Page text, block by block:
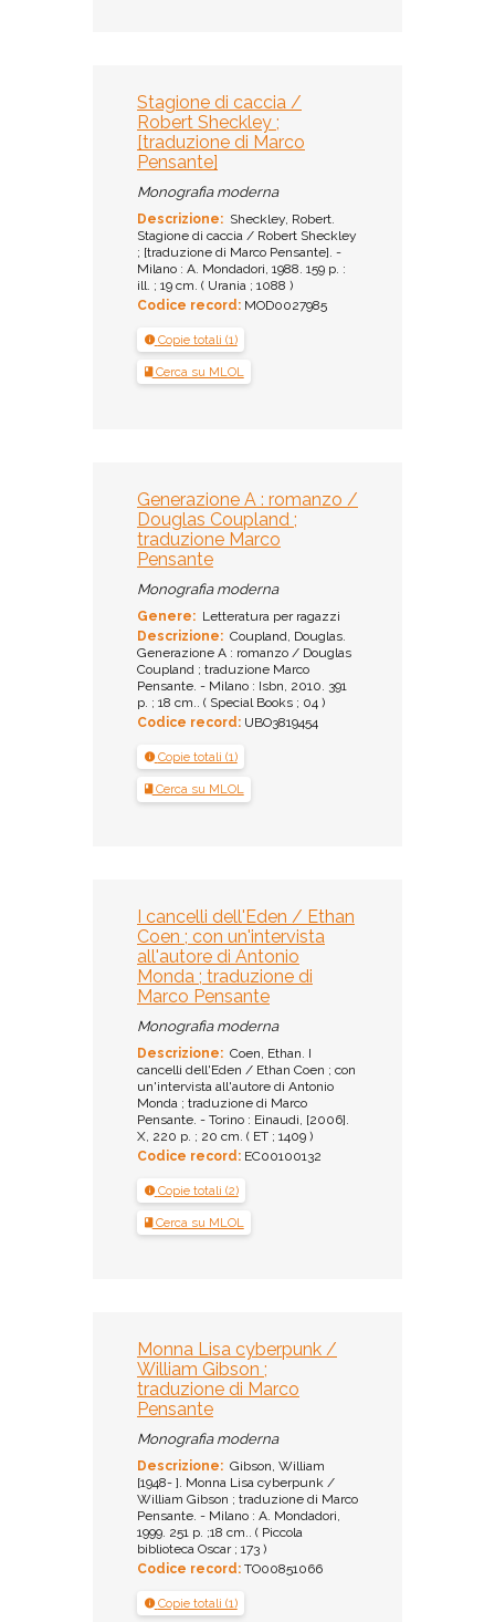
Stagione di caccia /
Robert Sheckley ;
[traduzione di Marco
Pensante]
Monografia moderna
Descrizione: Sheckley, Robert.
Stagione di caccia / Robert Sheckley
; [traduzione di Marco Pensante]. -
Milano : A. Mondadori, 1988. 159 p. :
ill. ; 19 cm. ( Urania ; 1088 )
Codice record: MOD0027985
Copie totali (1)
Cerca su MLOL
Generazione A : romanzo /
Douglas Coupland ;
traduzione Marco
Pensante
Monografia moderna
Genere: Letteratura per ragazzi
Descrizione: Coupland, Douglas.
Generazione A : romanzo / Douglas
Coupland ; traduzione Marco
Pensante. - Milano : Isbn, 2010. 391
p. ; 18 cm.. ( Special Books ; 04 )
Codice record: UBO3819454
Copie totali (1)
Cerca su MLOL
I cancelli dell'Eden / Ethan
Coen ; con un'intervista
all'autore di Antonio
Monda ; traduzione di
Marco Pensante
Monografia moderna
Descrizione: Coen, Ethan. I
cancelli dell'Eden / Ethan Coen ; con
un'intervista all'autore di Antonio
Monda ; traduzione di Marco
Pensante. - Torino : Einaudi, [2006].
X, 220 p. ; 20 cm. ( ET ; 1409 )
Codice record: EC00100132
Copie totali (2)
Cerca su MLOL
Monna Lisa cyberpunk /
William Gibson ;
traduzione di Marco
Pensante
Monografia moderna
Descrizione: Gibson, William
[1948- ]. Monna Lisa cyberpunk /
William Gibson ; traduzione di Marco
Pensante. - Milano : A. Mondadori,
1999. 251 p. ;18 cm.. ( Piccola
biblioteca Oscar ; 173 )
Codice record: TO00851066
Copie totali (1)